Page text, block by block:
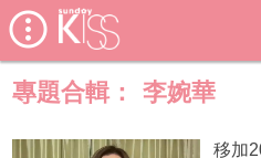
專題合輯： 李婉華
移加